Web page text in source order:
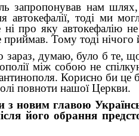
запропонував нам
автокефалії, тоді ми
ні про яку
Тому тоді нічого
зараз, думаю, було б те,
між собою не
Корисно би це
повноти нашої Церкви.
з новим главою
його обрання